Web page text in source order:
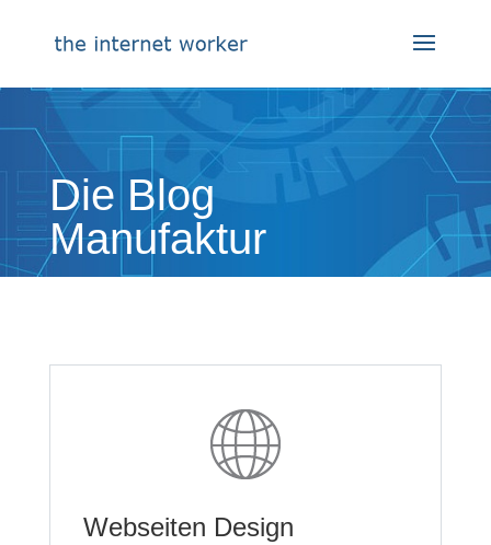
Die Blog
Manufaktur
Webseiten Design